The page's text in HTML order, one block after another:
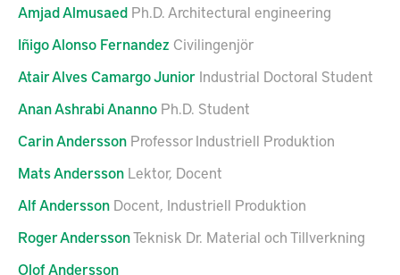
AmjadAlmusaed Ph.D. Architectural engineering
IñigoAlonso Fernandez Civilingenjör
AtairAlves Camargo Junior Industrial Doctoral Student
Anan AshrabiAnanno Ph.D. Student
CarinAndersson Professor Industriell Produktion
MatsAndersson Lektor, Docent
AlfAndersson Docent, Industriell Produktion
RogerAnderssonTeknisk Dr. Material och Tillverkning
OlofAndersson